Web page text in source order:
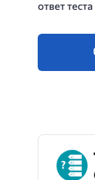
ответ теста